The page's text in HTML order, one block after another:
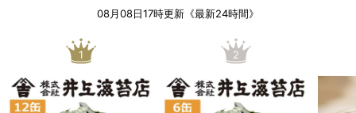
08月08日17時更新《最新24時間》
1 2